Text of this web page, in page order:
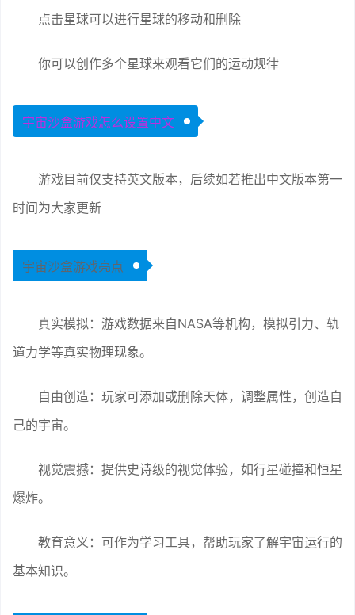
点击星球可以进行星球的移动和删除
你可以创作多个星球来观看它们的运动规律
宇宙沙盒游戏怎么设置中文
游戏目前仅支持英文版本，后续如若推出中文版本第一
时间为大家更新
宇宙沙盒游戏亮点
真实模拟：游戏数据来自NASA等机构，模拟引力、轨
道力学等真实物理现象。
自由创造：玩家可添加或删除天体，调整属性，创造自
己的宇宙。
视觉震撼：提供史诗级的视觉体验，如行星碰撞和恒星
爆炸。
教育意义：可作为学习工具，帮助玩家了解宇宙运行的
基本知识。